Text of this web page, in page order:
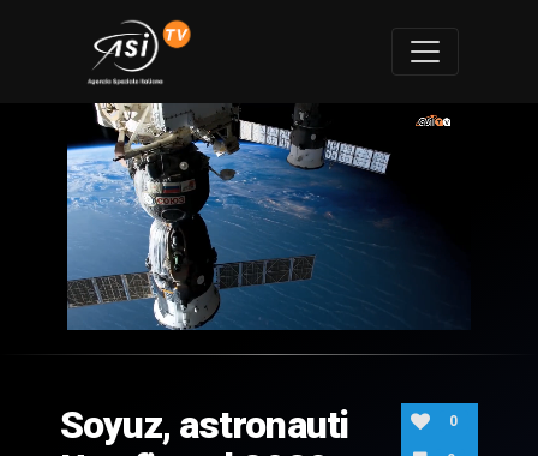
of
36
seconds
Soyuz, astronauti
0